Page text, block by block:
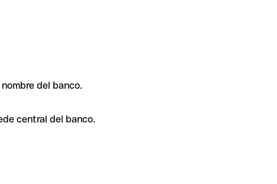
del banco.
central del banco.